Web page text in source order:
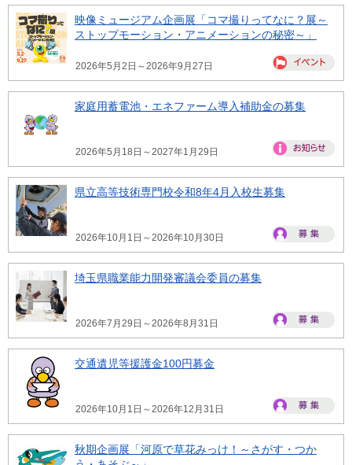
映像ミュージアム企画展「コマ撮りってなに？展～
ストップモーション・アニメーションの秘密～」
2026年5月2日～2026年9月27日
家庭用蓄電池・エネファーム導入補助金の募集
2026年5月18日～2027年1月29日
県立高等技術専門校令和8年4月入校生募集
2026年10月1日～2026年10月30日
埼玉県職業能力開発審議会委員の募集
2026年7月29日～2026年8月31日
交通遺児等援護金100円募金
2026年10月1日～2026年12月31日
秋期企画展「河原で草花みっけ！～さがす・つか